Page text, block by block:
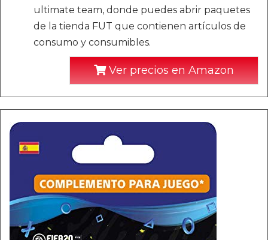
ultimate team, donde puedes abrir paquetes
de la tienda FUT que contienen artículos de
consumo y consumibles.
Ver precios en Amazon